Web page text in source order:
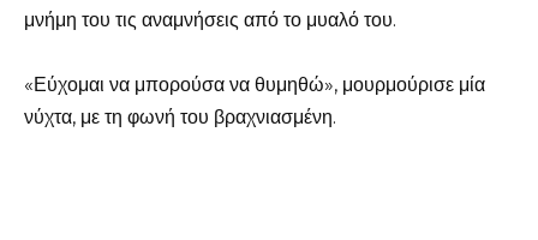
μνήμη του τις αναμνήσεις από το μυαλό του.
«Εύχομαι να μπορούσα να θυμηθώ», μουρμούρισε μία
νύχτα, με τη φωνή του βραχνιασμένη.